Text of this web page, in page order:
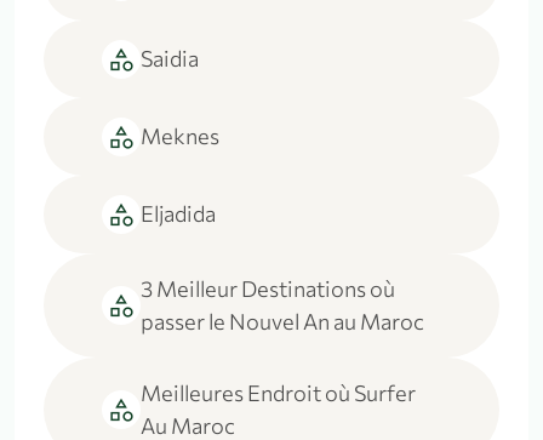
category Saidia
category Meknes
category Eljadida
category 3 Meilleur Destinations où
passer le Nouvel An au Maroc
category Meilleures Endroit où Surfer
Au Maroc